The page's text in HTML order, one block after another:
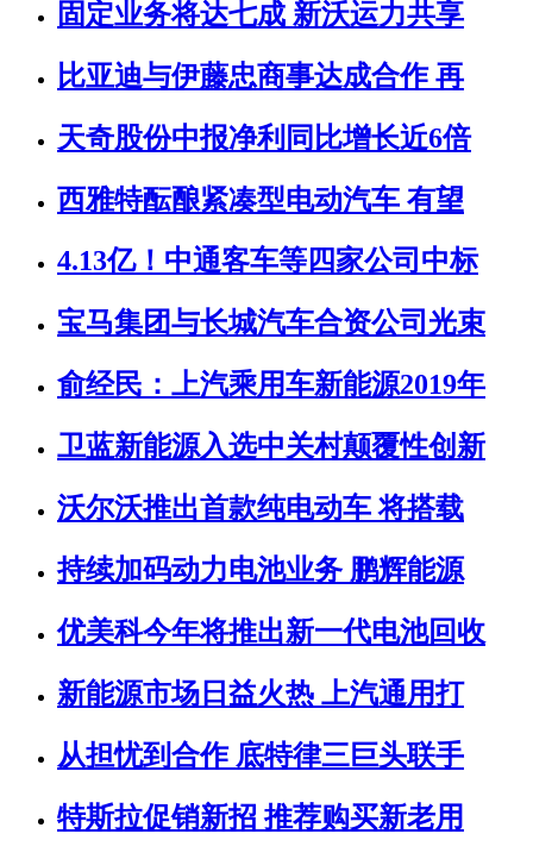
固定业务将达七成 新沃运力共享
比亚迪与伊藤忠商事达成合作 再
天奇股份中报净利同比增长近6倍
西雅特酝酿紧凑型电动汽车 有望
4.13亿！中通客车等四家公司中标
宝马集团与长城汽车合资公司光束
俞经民：上汽乘用车新能源2019年
卫蓝新能源入选中关村颠覆性创新
沃尔沃推出首款纯电动车 将搭载
持续加码动力电池业务 鹏辉能源
优美科今年将推出新一代电池回收
新能源市场日益火热 上汽通用打
从担忧到合作 底特律三巨头联手
特斯拉促销新招 推荐购买新老用